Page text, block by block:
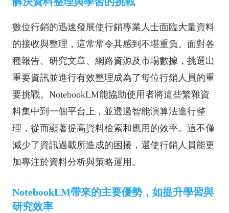
數位行銷的迅速發展使行銷專業人士面臨大量資料
的接收與整理，這常常令其感到不堪重負。面對各
種報告、研究文章、網路資源及市場數據，挑選出
重要資訊並進行有效整理成為了每位行銷人員的重
要挑戰。NotebookLM能協助使用者將這些繁雜資
料集中到一個平台上，並透過智能演算法進行整
理，從而顯著提高資料檢索和應用的效率。這不僅
減少了資訊過載所造成的困擾，還使行銷人員能更
加專注於資料分析與策略運用。
NotebookLM帶來的主要優勢，如提升學習與
研究效率